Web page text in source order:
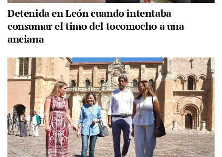
Detenida en León cuando intentaba
consumar el timo del tocomocho a una
anciana